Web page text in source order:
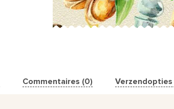
Commentaires (0)